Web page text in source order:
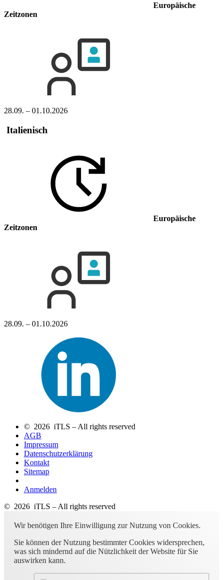
Europäische
Zeitzonen
28.09. – 01.10.2026
Italienisch
Europäische
Zeitzonen
28.09. – 01.10.2026
© 2026 iTLS – All rights reserved
AGB
Impressum
Datenschutzerklärung
Kontakt
Sitemap
Anmelden
© 2026 iTLS – All rights reserved
Wir benötigen Ihre Einwilligung zur Nutzung von Cookies.
Sie können der Nutzung bestimmter Cookies widersprechen,
was sich mindernd auf die Nützlichkeit der Website für Sie
auswirken kann.